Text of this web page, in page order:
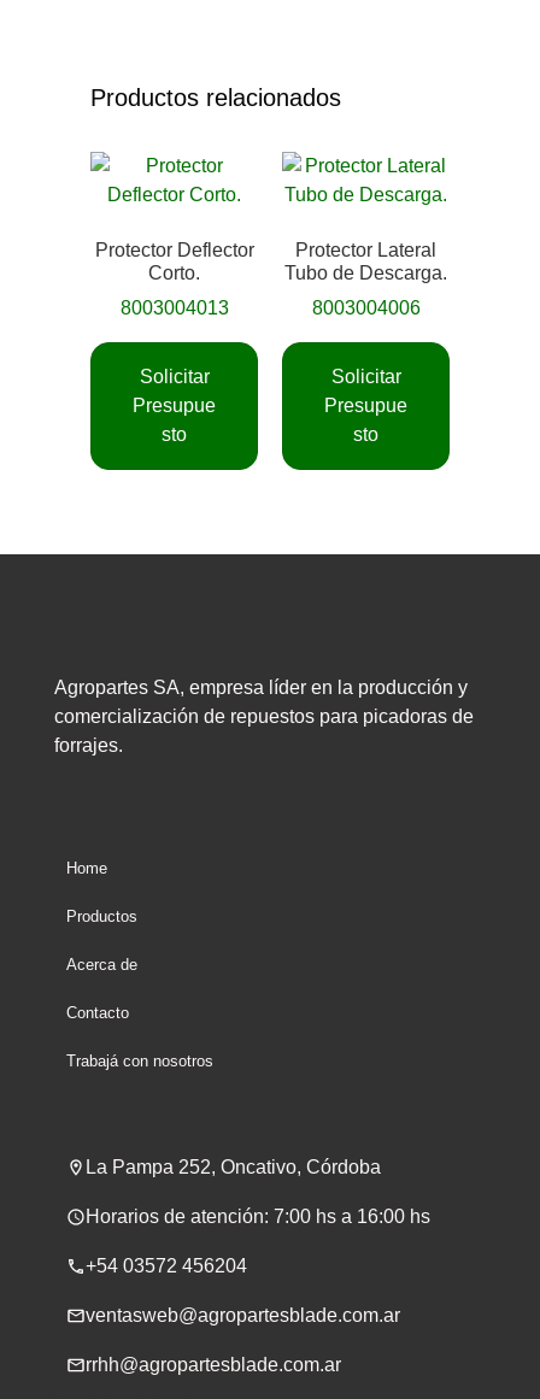
Productos relacionados
Protector Deflector
Corto.
8003004013
Solicitar
Presupue
sto
Protector Lateral
Tubo de Descarga.
8003004006
Solicitar
Presupue
sto
Agropartes SA, empresa líder en la producción y
comercialización de repuestos para picadoras de
forrajes.
Home
Productos
Acerca de
Contacto
Trabajá con nosotros
La Pampa 252, Oncativo, Córdoba
Horarios de atención: 7:00 hs a 16:00 hs
+54 03572 456204
ventasweb@agropartesblade.com.ar
rrhh@agropartesblade.com.ar